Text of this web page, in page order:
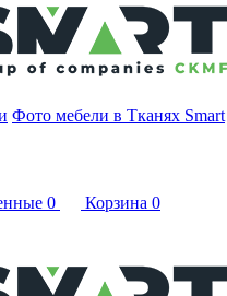
Фото мебели в Тканях Smart
0 Корзина 0